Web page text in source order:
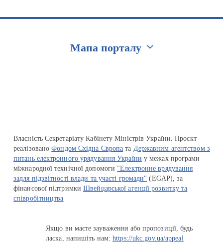
Мапа порталу
Власність Секретаріату Кабінету Міністрів України. Проєкт
реалізованоФондом Східна Європа та Державним агентством з
питань електронного урядування України у межах програми
міжнародної технічної допомоги "Електронне врядування
задля підзвітності влади та участі громади" (EGAP), за
фінансової підтримкиШвейцарської агенції розвитку та
співробітництва
Якщо ви маєте зауваження або пропозиції, будь
ласка, напишіть нам:https://ukc.gov.ua/appeal